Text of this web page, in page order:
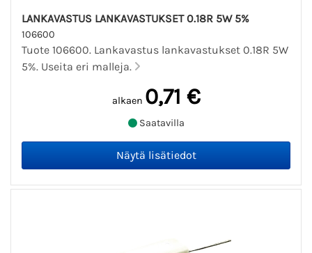
LANKAVASTUS LANKAVASTUKSET 0.18R 5W 5%
106600
Tuote 106600. Lankavastus lankavastukset 0.18R 5W
5%. Useita eri malleja.
alkaen 0,71 €
Saatavilla